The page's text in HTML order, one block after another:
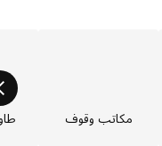
مكاتب وقوف